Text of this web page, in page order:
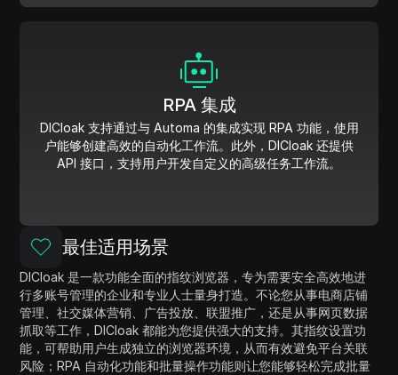
RPA 集成
DICloak 支持通过与 Automa 的集成实现 RPA 功能，使用
户能够创建高效的自动化工作流。此外，DICloak 还提供
API 接口，支持用户开发自定义的高级任务工作流。
最佳适用场景
DICloak 是一款功能全面的指纹浏览器，专为需要安全高效地进
行多账号管理的企业和专业人士量身打造。不论您从事电商店铺
管理、社交媒体营销、广告投放、联盟推广，还是从事网页数据
抓取等工作，DICloak 都能为您提供强大的支持。其指纹设置功
能，可帮助用户生成独立的浏览器环境，从而有效避免平台关联
风险；RPA 自动化功能和批量操作功能则让您能够轻松完成批量